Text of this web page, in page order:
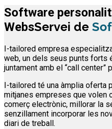
Software
WebsServei de
I-tailored empresa
web, un dels seus punts forts
juntament amb el “call
I-tailored té una àmplia oferta
mitjanes empreses que volen
comerç electrònic, millorar la
senzillament incorporar les
diari de treball.